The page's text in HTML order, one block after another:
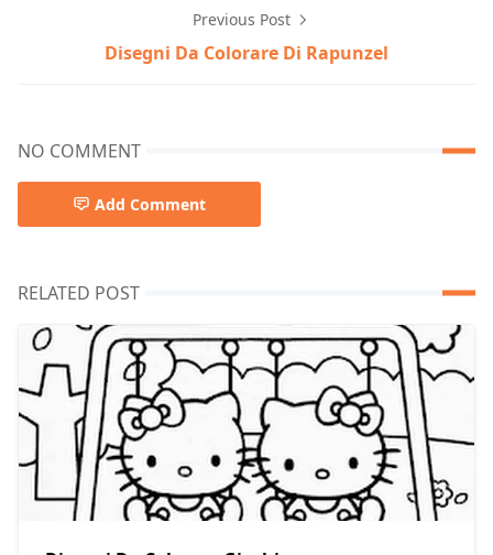
Previous Post
Disegni Da Colorare Di Rapunzel
NO COMMENT
Add Comment
RELATED POST